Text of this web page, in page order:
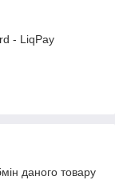
- LiqPay
даного товару